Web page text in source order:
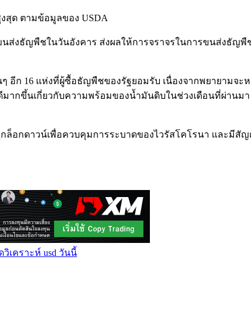
สุด ตามข้อมูลของ USDA
ส่งธัญพืชในวันอังคาร ส่งผลให้การจราจรในการขนส่งธัญ
อีก 16 แห่งที่ผู้ซื้อธัญพืชของรัฐยอมรับ เนื่องจากพยายามจ
ากขึ้นเกี่ยวกับความพร้อมของน้ำมันดิบในช่วงเดือนที่ผ่าน
ล็อกดาวน์เพื่อควบคุมการระบาดของไวรัสโคโรนา และมี
วิเคราะห์ usd วันนี้